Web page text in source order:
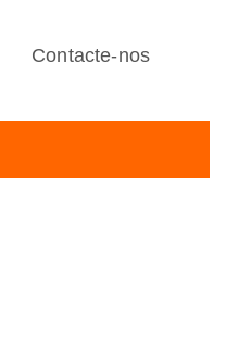
Contacte-nos